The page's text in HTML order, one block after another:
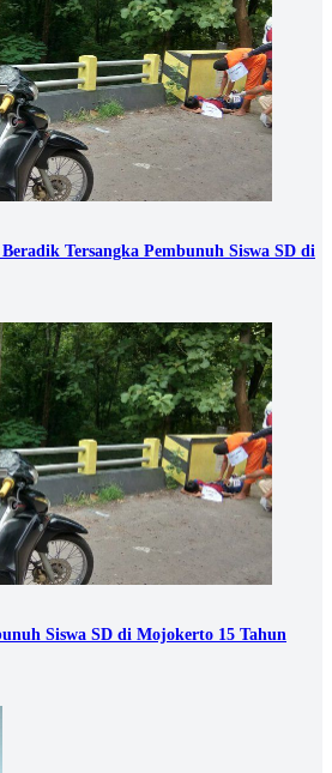
Tersangka Pembunuh Siswa SD di
Siswa SD di Mojokerto 15 Tahun